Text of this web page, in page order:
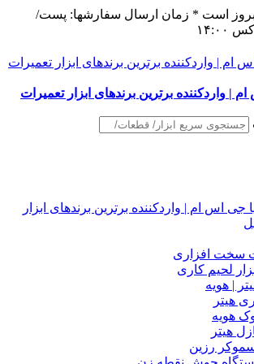
است * زمان ارسال سفارشها: پست/
| واردکننده برترین برندهای ابزار تعمیرات
سخت افزاری
لحیم کاری
| هویه
هیتر
هویه
هیتر
رزین